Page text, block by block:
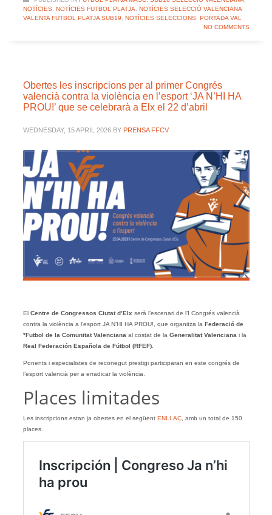
NOTÍCIES, NOTÍCIES FUTBOL PLATJA, NOTÍCIES SELECCIÓ VALENCIANA
VALENTA FUTBOL PLATJA SUB19, NOTÍCIES SELECCIONS, PORTADA VAL
NO COMMENTS
Obertes les inscripcions per al primer Congrés
valencià contra la violència en l’esport ‘JA N’HI HA
PROU!’ que se celebrarà a Elx el 22 d’abril
WEDNESDAY, 15 APRIL 2026 BY PRENSA FFCV
El Centre de Congressos Ciutat d’Elx serà l’escenari de l’I Congrés valencià
contra la violència a l’esport JA N’HI HA PROU!, que organitza la Federació de
*Futbol de la Comunitat Valenciana al costat de la Generalitat Valenciana i la
Real Federación Española de Fútbol (RFEF).
Ponents i especialistes de reconegut prestigi participaran en este congrés de
l’esport valencià per a erradicar la violència.
Places limitades
Les inscripcions estan ja obertes en el següent ENLLAÇ, amb un total de 150
places.